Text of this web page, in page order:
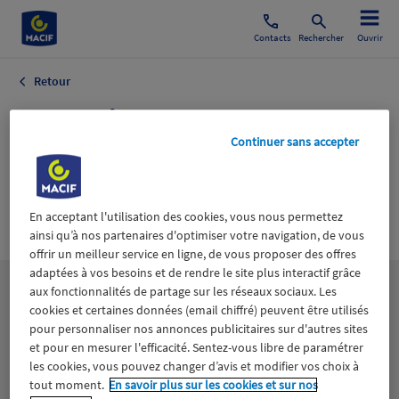
Contacts Rechercher Ouvrir
Retour
Formation
Etudiante
Formation
Professionnelle
Lesthématiques
Aidants Catastrophes naturelles Climat
En acceptant l'utilisation des cookies, vous nous permettez
ainsi qu’à nos partenaires d'optimiser votre navigation, de vous
offrir un meilleur service en ligne, de vous proposer des offres
adaptées à vos besoins et de rendre le site plus interactif grâce
aux fonctionnalités de partage sur les réseaux sociaux. Les
cookies et certaines données (email chiffré) peuvent être utilisés
pour personnaliser nos annonces publicitaires sur d'autres sites
et pour en mesurer l'efficacité. Sentez-vous libre de paramétrer
les cookies, vous pouvez changer d’avis et modifier vos choix à
tout moment. En savoir plus sur les cookies et sur nos
Continuer sans accepter